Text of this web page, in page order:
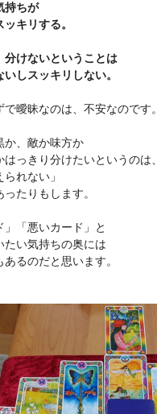
持ちが
キリする。
分けないということは
しスッキリしない。
で曖昧なのは、不安なのです。
か、敵か味方か
はっきり分けたいというのは、
られない」
たりもします。
」「悪いカード」と
たい気持ちの奥には
るのだと思います。